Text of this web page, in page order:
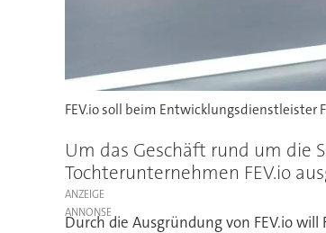
FEV.io soll beim
Um das Geschäft rund um die
Tochterunternehmen FEV.io
ANZEIGE
Durch die Ausgründung von FEV.io